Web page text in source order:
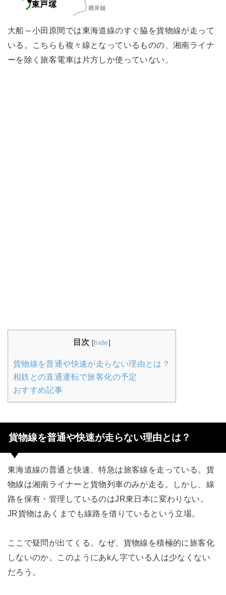
大船～小田原間では東海道線のすぐ脇を貨物線が走って
いる。こちらも複々線となっているものの、湘南ライナ
ーを除く旅客電車は片方しか使っていない。
目次 [hide]
貨物線を普通や快速が走らない理由とは？
相鉄との直通運転で旅客化の予定
おすすめ記事
貨物線を普通や快速が走らない理由とは？
東海道線の普通と快速、特急は旅客線を走っている。貨
物線は湘南ライナーと貨物列車のみが走る。しかし、線
路を保有・管理しているのはJR東日本に変わりない。
JR貨物はあくまでも線路を借りているという立場。
ここで疑問が出てくる。なぜ、貨物線を積極的に旅客化
しないのか。このようにあkん字ている人は少なくない
だろう。